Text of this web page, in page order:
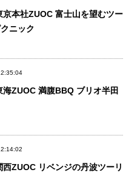
京本社ZUOC 富士山を望むツー
ニック
海ZUOC 満腹BBQ ブリオ半田
西ZUOC リベンジの丹波ツーリ